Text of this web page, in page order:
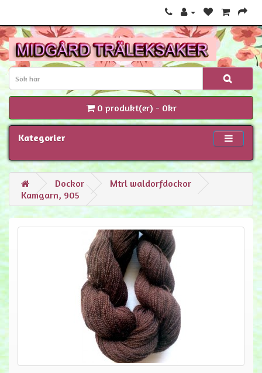
0 produkt(er) - 0kr
Kategorier
Dockor
Mtrl waldorfdockor
Kamgarn, 905